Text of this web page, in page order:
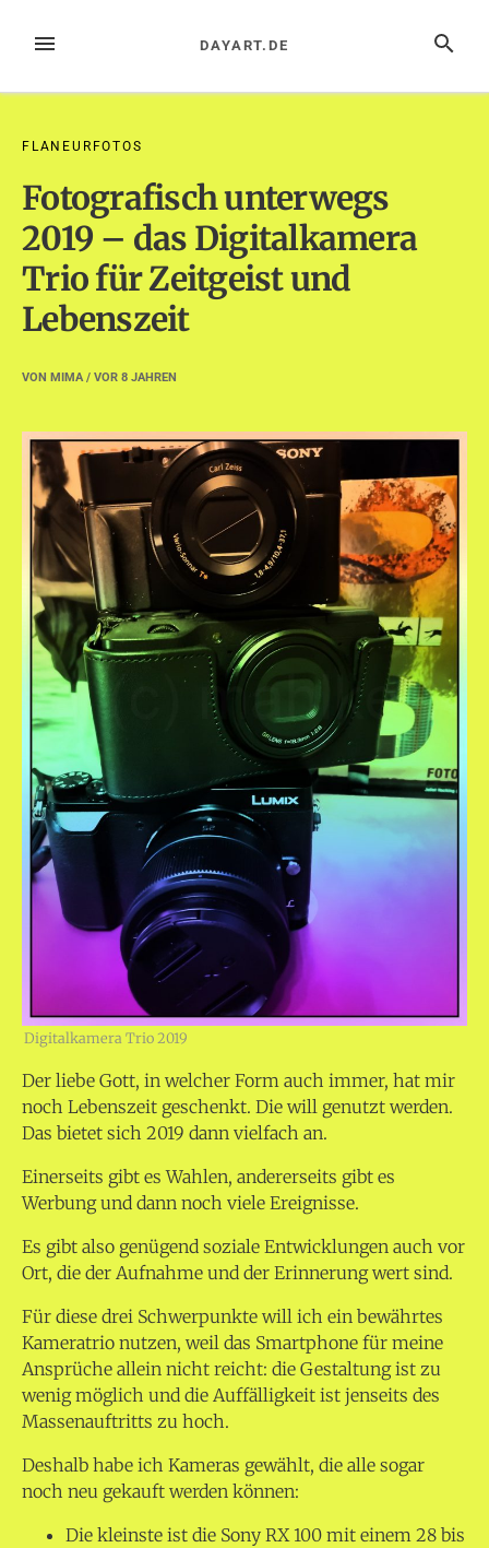
InhaltMENÜ SUCHE
DAYART.DE
FLANEURFOTOS
Fotografisch unterwegs
2019 – das Digitalkamera
Trio für Zeitgeist und
Lebenszeit
VON MIMA/ VOR 8 JAHREN
Digitalkamera Trio 2019
Der liebe Gott, in welcher Form auch immer, hat mir
noch Lebenszeit geschenkt. Die will genutzt werden.
Das bietet sich 2019 dann vielfach an.
Einerseits gibt es Wahlen, andererseits gibt es
Werbung und dann noch viele Ereignisse.
Es gibt also genügend soziale Entwicklungen auch vor
Ort, die der Aufnahme und der Erinnerung wert sind.
Für diese drei Schwerpunkte will ich ein bewährtes
Kameratrio nutzen, weil das Smartphone für meine
Ansprüche allein nicht reicht: die Gestaltung ist zu
wenig möglich und die Auffälligkeit ist jenseits des
Massenauftritts zu hoch.
Deshalb habe ich Kameras gewählt, die alle sogar
noch neu gekauft werden können:
Die kleinste ist die Sony RX 100 mit einem 28 bis